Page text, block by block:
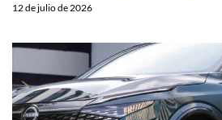
12 de julio de 2026